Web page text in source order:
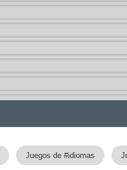
Juegos de #idiomas